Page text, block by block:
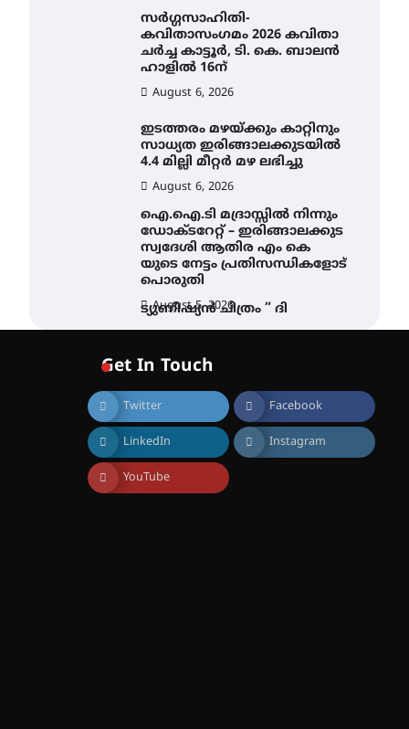
സർഗ്ഗസാഹിതി-
കവിതാസംഗമം 2026 കവിതാ
ചർച്ച കാട്ടൂർ, ടി. കെ. ബാലൻ
ഹാളിൽ 16ന്
August 6, 2026
ഇടത്തരം മഴയ്ക്കും കാറ്റിനും
സാധ്യത ഇരിങ്ങാലക്കുടയിൽ
4.4 മില്ലി മീറ്റർ മഴ ലഭിച്ചു
August 6, 2026
ഐ.ഐ.ടി മദ്രാസ്സിൽ നിന്നും
ഡോക്ടറേറ്റ് – ഇരിങ്ങാലക്കുട
സ്വദേശി ആതിര എം കെ
യുടെ നേട്ടം പ്രതിസന്ധികളോട്
പൊരുതി
August 5, 2026
ട്യുണീഷ്യൻ ചിത്രം ” ദി
സൊസൈറ്റി ആഗസ്റ്റ് 7
വെള്ളിയാഴ്ച സ്‌ക്രീൻ
ചെയ്യുന്നു
August 6, 2026
സെന്റ് ജോസഫ്സ് കോളജ്
കോമേഴ്‌സ്
അസോസിയേഷന്
തുടക്കമായി
Get In Touch
Twitter Facebook
LinkedIn Instagram
YouTube